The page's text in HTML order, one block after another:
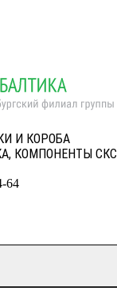
И КОРОБА
КОМПОНЕНТЫ СКС
64